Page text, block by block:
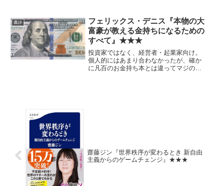
書評
フェリックス・デニス『本物の大
富豪が教える金持ちになるための
すべて』★★★
投資家ではなく、経営者・起業家向け。
個人的にはあまり合わなかったが、確か
に凡百のお金持ち本とは違ってマジの富
齋藤ジン『世界秩序が変わるとき 新自由
主義からのゲームチェンジ』★★★